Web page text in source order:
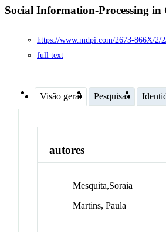
Social Information-Processing
https://www.mdpi.com/2673-866X/2/
full text
Visão geral Pesquisas
autores
Mesquita,Soraia
Martins, Paula